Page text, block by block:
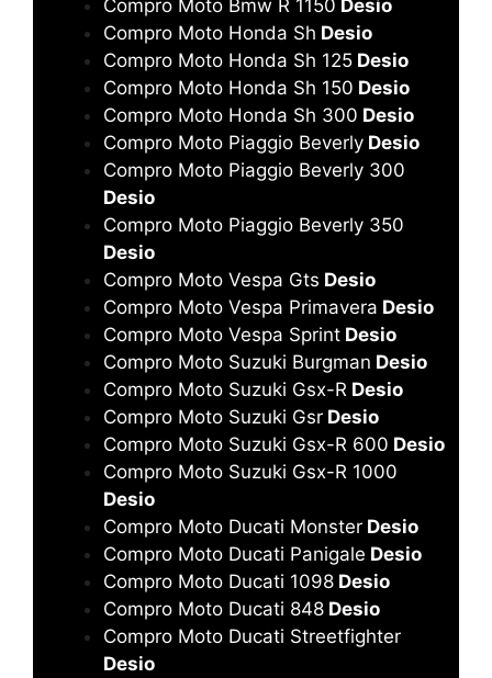
Compro Moto Bmw R 1150 Desio
Compro Moto Honda Sh Desio
Compro Moto Honda Sh 125 Desio
Compro Moto Honda Sh 150 Desio
Compro Moto Honda Sh 300 Desio
Compro Moto Piaggio Beverly Desio
Compro Moto Piaggio Beverly 300
Desio
Compro Moto Piaggio Beverly 350
Desio
Compro Moto Vespa Gts Desio
Compro Moto Vespa Primavera Desio
Compro Moto Vespa Sprint Desio
Compro Moto Suzuki Burgman Desio
Compro Moto Suzuki Gsx-R Desio
Compro Moto Suzuki Gsr Desio
Compro Moto Suzuki Gsx-R 600 Desio
Compro Moto Suzuki Gsx-R 1000
Desio
Compro Moto Ducati Monster Desio
Compro Moto Ducati Panigale Desio
Compro Moto Ducati 1098 Desio
Compro Moto Ducati 848 Desio
Compro Moto Ducati Streetfighter
Desio